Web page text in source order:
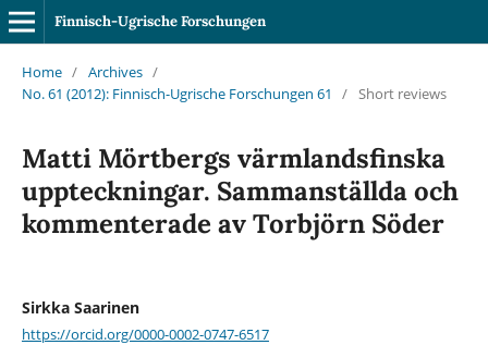
Finnisch-Ugrische Forschungen
Home / Archives /
No. 61 (2012): Finnisch-Ugrische Forschungen 61
/ Short reviews
Matti Mörtbergs värmlandsfinska
uppteckningar. Sammanställda och
kommenterade av Torbjörn Söder
Sirkka Saarinen
https://orcid.org/0000-0002-0747-6517